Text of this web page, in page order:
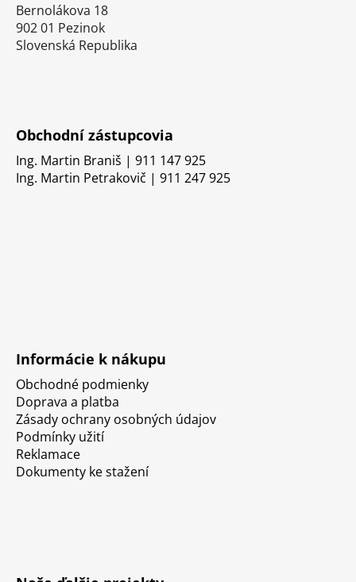
Bernolákova 18
902 01 Pezinok
Slovenská Republika
Obchodní zástupcovia
Ing. Martin Braniš | 911 147 925
Ing. Martin Petrakovič | 911 247 925
Informácie k nákupu
Obchodné podmienky
Doprava a platba
Zásady ochrany osobných údajov
Podmínky užití
Reklamace
Dokumenty ke stažení